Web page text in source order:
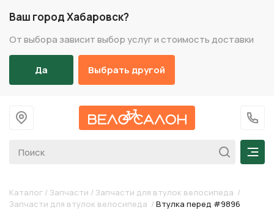
Ваш город Хабаровск?
От выбора зависит выбор услуг и стоимость доставки
Да Выбрать другой
На главную
+7
Каталог / Запчасти / Запчасти для втулок велосипеда /
Запчасти для втулок велосипеда / Втулка перед #9896